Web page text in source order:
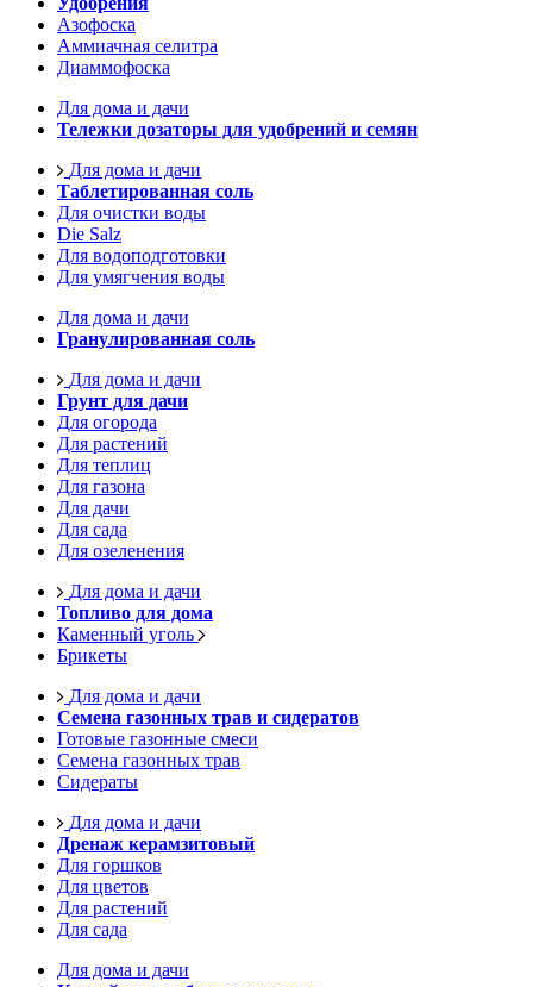
Азофоска
Аммиачная селитра
Диаммофоска
Для дома и дачи
Тележки дозаторы для удобрений и семян
Для дома и дачи
Таблетированная соль
Для очистки воды
Die Salz
Для водоподготовки
Для умягчения воды
Для дома и дачи
Гранулированная соль
Для дома и дачи
Грунт для дачи
Для огорода
Для растений
Для теплиц
Для газона
Для дачи
Для сада
Для озеленения
Для дома и дачи
Топливо для дома
Каменный уголь
Брикеты
Для дома и дачи
Семена газонных трав и сидератов
Готовые газонные смеси
Семена газонных трав
Сидераты
Для дома и дачи
Дренаж керамзитовый
Для горшков
Для цветов
Для растений
Для сада
Для дома и дачи